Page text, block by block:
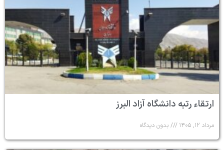
ارتقاء رتبه دانشگاه آزاد البرز
مرداد ۱۲, ۱۴۰۵ بدون دیدگاه